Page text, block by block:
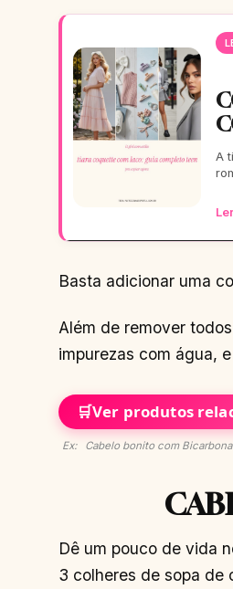
A
Basta adicionar uma
Além de remover
impurezas com água,
🛒Ver produtos
Ex: Cabelo bonito com
Dê um pouco de vida
3 colheres de sopa de